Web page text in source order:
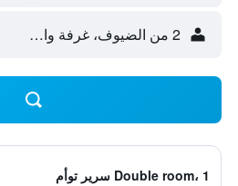
2 من الضيوف، غرفة واحدة
Double room، 1 سرير توأم